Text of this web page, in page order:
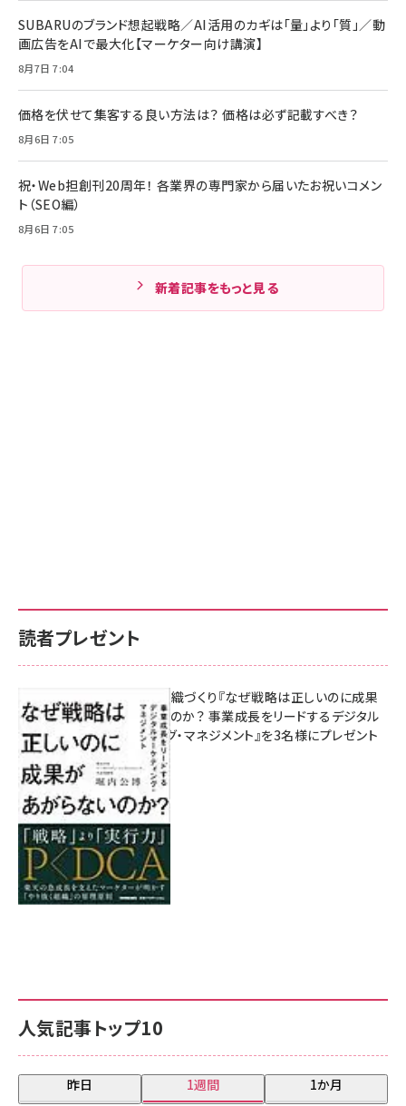
SUBARUのブランド想起戦略／AI活用のカギは「量」より「質」／動
画広告をAIで最大化【マーケター向け講演】
8月7日 7:04
価格を伏せて集客する良い方法は？ 価格は必ず記載すべき？
8月6日 7:05
祝・Web担創刊20周年！ 各業界の専門家から届いたお祝いコメン
ト（SEO編）
8月6日 7:05
新着記事をもっと見る
人気記事トップ10
昨日 1週間 1か月
読者プレゼント
成果を生む組織づくり『なぜ戦略は正しいのに成果
があがらないのか？ 事業成長をリードするデジタル
マーケティング・マネジメント』を3名様にプレゼント
8月7日 10:00